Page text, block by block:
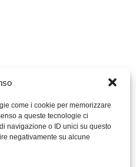
come i cookie per memorizzare
a queste tecnologie ci
navigazione o ID unici su questo
negativamente su alcune